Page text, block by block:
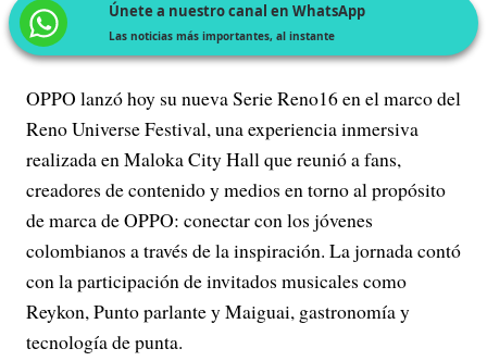
Únete a nuestro canal en WhatsApp
Las noticias más importantes, al instante
OPPO lanzó hoy su nueva Serie Reno16 en el marco del
Reno Universe Festival, una experiencia inmersiva
realizada en Maloka City Hall que reunió a fans,
creadores de contenido y medios en torno al propósito
de marca de OPPO: conectar con los jóvenes
colombianos a través de la inspiración. La jornada contó
con la participación de invitados musicales como
Reykon, Punto parlante y Maiguai, gastronomía y
tecnología de punta.